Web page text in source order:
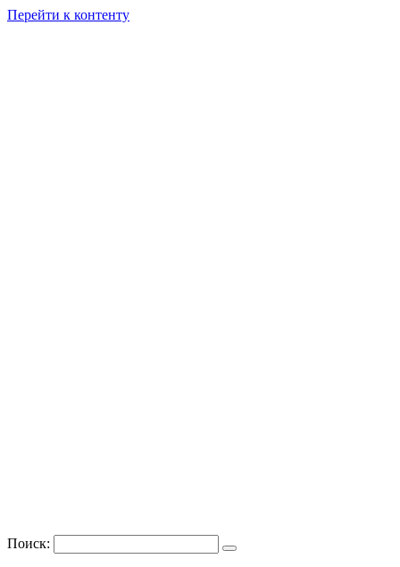
Перейти к контенту
Поиск: